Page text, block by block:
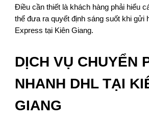
Điều cần thiết là khách hàng phải hiểu
thể đưa ra quyết định sáng suốt khi gửi
Express tại Kiên Giang.
DỊCH VỤ CHUYỂN
NHANH DHL TẠI
GIANG